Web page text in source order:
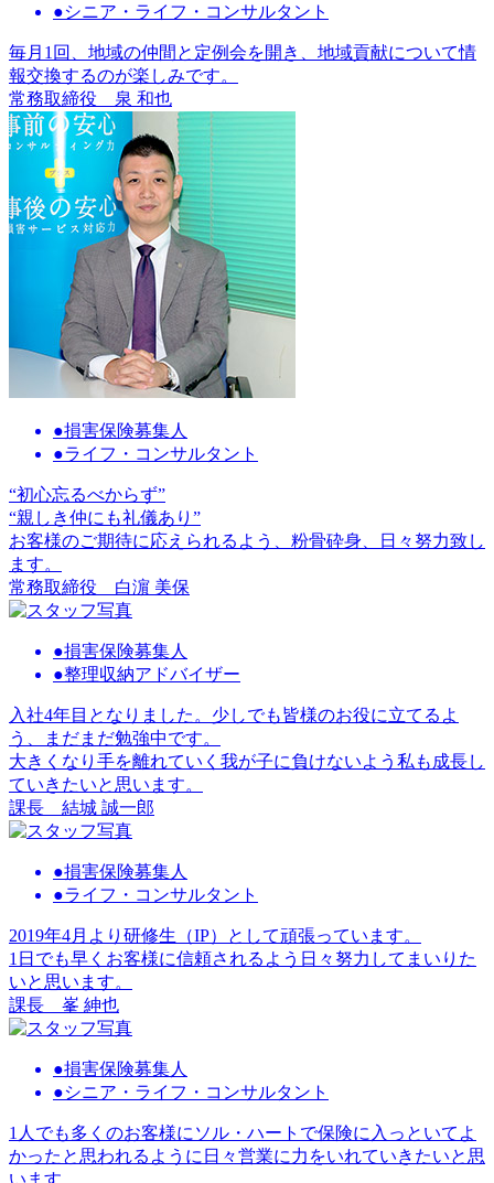
●シニア・ライフ・コンサルタント
毎月1回、地域の仲間と定例会を開き、地域貢献について情
報交換するのが楽しみです。
常務取締役 泉 和也
●損害保険募集人
●ライフ・コンサルタント
“初心忘るべからず”
“親しき仲にも礼儀あり”
お客様のご期待に応えられるよう、粉骨砕身、日々努力致し
ます。
常務取締役 白濵 美保
●損害保険募集人
●整理収納アドバイザー
入社4年目となりました。少しでも皆様のお役に立てるよ
う、まだまだ勉強中です。
大きくなり手を離れていく我が子に負けないよう私も成長し
ていきたいと思います。
課長 結城 誠一郎
●損害保険募集人
●ライフ・コンサルタント
2019年4月より研修生（IP）として頑張っています。
1日でも早くお客様に信頼されるよう日々努力してまいりた
いと思います。
課長 峯 紳也
●損害保険募集人
●シニア・ライフ・コンサルタント
1人でも多くのお客様にソル・ハートで保険に入っといてよ
かったと思われるように日々営業に力をいれていきたいと思